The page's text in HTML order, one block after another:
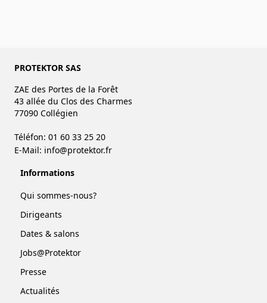
PROTEKTOR SAS
ZAE des Portes de la Forêt
43 allée du Clos des Charmes
77090 Collégien
Téléfon: 01 60 33 25 20
E-Mail: info@protektor.fr
Informations
Qui sommes-nous?
Dirigeants
Dates & salons
Jobs@Protektor
Presse
Actualités